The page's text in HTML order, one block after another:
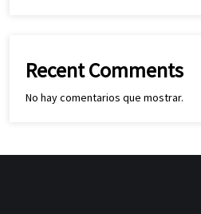
Recent Comments
No hay comentarios que mostrar.